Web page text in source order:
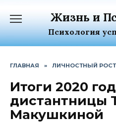
содержанию
Жизнь и
Психология
ГЛАВНАЯ » ЛИЧНОСТНЫЙ РОСТ
Итоги 2020
дистантницы
Макушкиной